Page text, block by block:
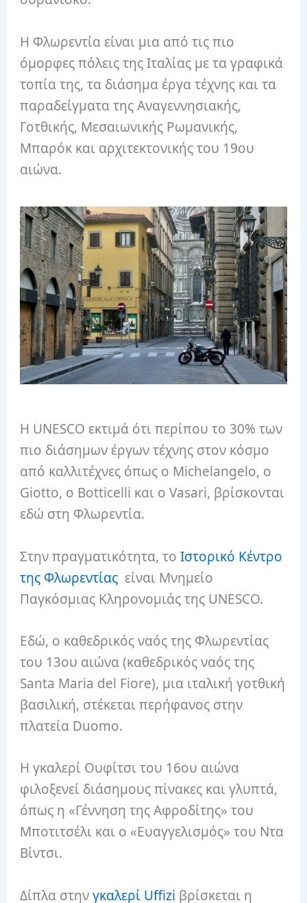
Η Φλωρεντία είναι μια από τις πιο
όμορφες πόλεις της Ιταλίας με τα γραφικά
τοπία της, τα διάσημα έργα τέχνης και τα
παραδείγματα της Αναγεννησιακής,
Γοτθικής, Μεσαιωνικής Ρωμανικής,
Μπαρόκ και αρχιτεκτονικής του 19ου
αιώνα.
Η UNESCO εκτιμά ότι περίπου το 30% των
πιο διάσημων έργων τέχνης στον κόσμο
από καλλιτέχνες όπως ο Michelangelo, ο
Giotto, ο Botticelli και ο Vasari, βρίσκονται
εδώ στη Φλωρεντία.
Στην πραγματικότητα, τοΙστορικό Κέντρο
της Φλωρεντίας είναι Μνημείο
Παγκόσμιας Κληρονομιάς της UNESCO.
Εδώ, ο καθεδρικός ναός της Φλωρεντίας
του 13ου αιώνα (καθεδρικός ναός της
Santa Maria del Fiore), μια ιταλική γοτθική
βασιλική, στέκεται περήφανος στην
πλατεία Duomo.
Η γκαλερί Ουφίτσι του 16ου αιώνα
φιλοξενεί διάσημους πίνακες και γλυπτά,
όπως η «Γέννηση της Αφροδίτης» του
Μποτιτσέλι και ο «Ευαγγελισμός» του Ντα
Βίντσι.
Δίπλα στηνγκαλερί Uffizi βρίσκεται η